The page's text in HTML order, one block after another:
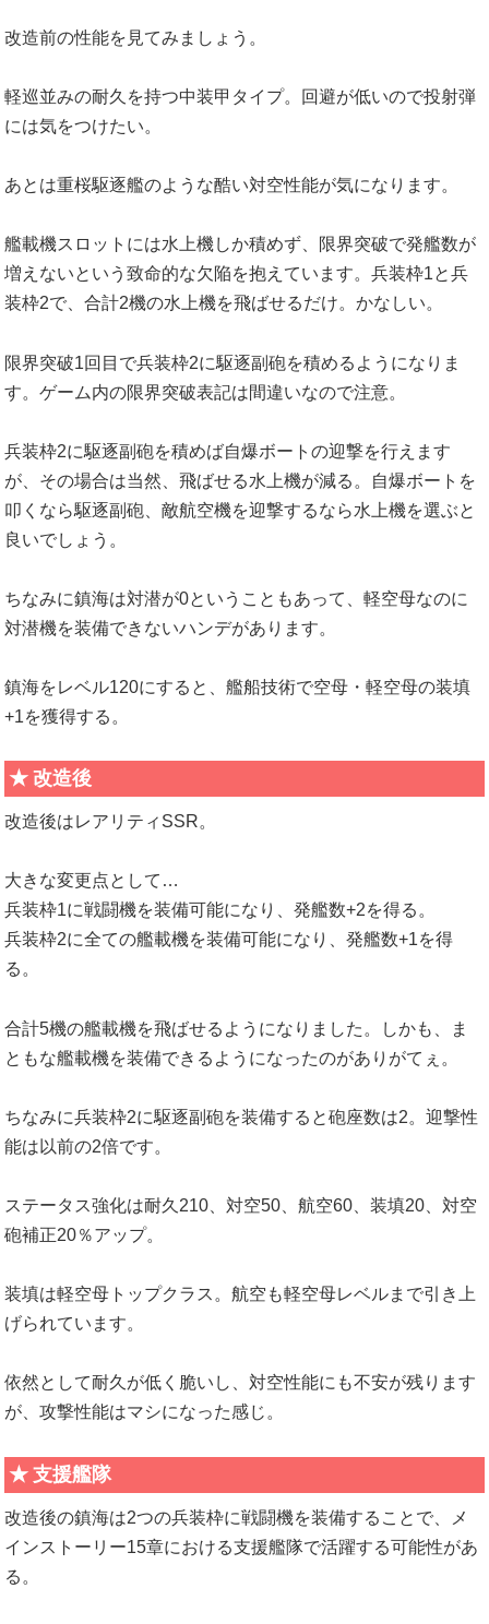
改造前の性能を見てみましょう。
軽巡並みの耐久を持つ中装甲タイプ。回避が低いので投射弾
には気をつけたい。
あとは重桜駆逐艦のような酷い対空性能が気になります。
艦載機スロットには水上機しか積めず、限界突破で発艦数が
増えないという致命的な欠陥を抱えています。兵装枠1と兵
装枠2で、合計2機の水上機を飛ばせるだけ。かなしい。
限界突破1回目で兵装枠2に駆逐副砲を積めるようになりま
す。ゲーム内の限界突破表記は間違いなので注意。
兵装枠2に駆逐副砲を積めば自爆ボートの迎撃を行えます
が、その場合は当然、飛ばせる水上機が減る。自爆ボートを
叩くなら駆逐副砲、敵航空機を迎撃するなら水上機を選ぶと
良いでしょう。
ちなみに鎮海は対潜が0ということもあって、軽空母なのに
対潜機を装備できないハンデがあります。
鎮海をレベル120にすると、艦船技術で空母・軽空母の装填
+1を獲得する。
改造後
改造後はレアリティSSR。
大きな変更点として…
兵装枠1に戦闘機を装備可能になり、発艦数+2を得る。
兵装枠2に全ての艦載機を装備可能になり、発艦数+1を得
る。
合計5機の艦載機を飛ばせるようになりました。しかも、ま
ともな艦載機を装備できるようになったのがありがてぇ。
ちなみに兵装枠2に駆逐副砲を装備すると砲座数は2。迎撃性
能は以前の2倍です。
ステータス強化は耐久210、対空50、航空60、装填20、対空
砲補正20％アップ。
装填は軽空母トップクラス。航空も軽空母レベルまで引き上
げられています。
依然として耐久が低く脆いし、対空性能にも不安が残ります
が、攻撃性能はマシになった感じ。
支援艦隊
改造後の鎮海は2つの兵装枠に戦闘機を装備することで、メ
インストーリー15章における支援艦隊で活躍する可能性があ
る。